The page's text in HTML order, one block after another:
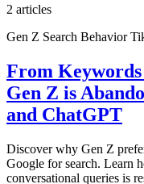
2 articles
Gen Z Search Behavior
From
Gen Z is
and ChatGPT
Discover why Gen Z
Google for search. Learn
conversational queries is